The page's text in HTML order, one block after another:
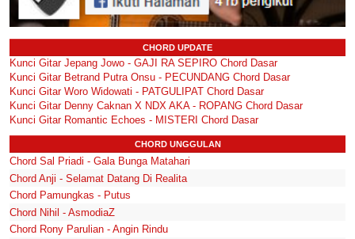
CHORD UPDATE
Kunci Gitar Jepang Jowo - GAJI RA SEPIRO Chord Dasar
Kunci Gitar Betrand Putra Onsu - PECUNDANG Chord Dasar
Kunci Gitar Woro Widowati - PATGULIPAT Chord Dasar
Kunci Gitar Denny Caknan X NDX AKA - ROPANG Chord Dasar
Kunci Gitar Romantic Echoes - MISTERI Chord Dasar
CHORD UNGGULAN
Chord Sal Priadi - Gala Bunga Matahari
Chord Anji - Selamat Datang Di Realita
Chord Pamungkas - Putus
Chord Nihil - AsmodiaZ
Chord Rony Parulian - Angin Rindu